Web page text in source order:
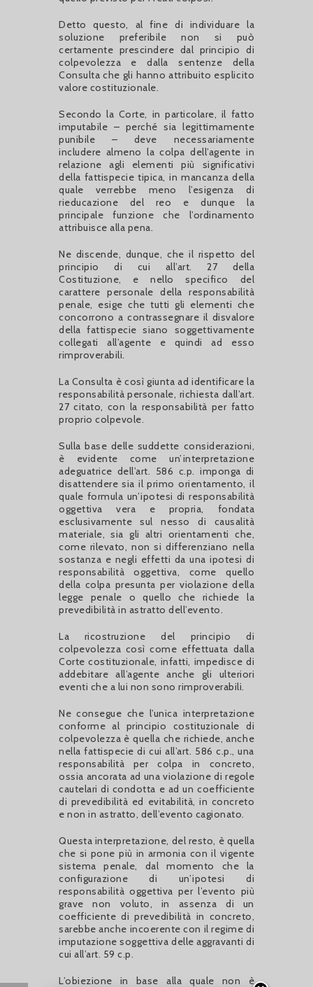
Detto questo, al fine di individuare la
soluzione preferibile non si può
certamente prescindere dal principio di
colpevolezza e dalla sentenze della
Consulta che gli hanno attribuito esplicito
valore costituzionale.
Secondo la Corte, in particolare, il fatto
imputabile – perché sia legittimamente
punibile – deve necessariamente
includere almeno la colpa dell’agente in
relazione agli elementi più significativi
della fattispecie tipica, in mancanza della
quale verrebbe meno l’esigenza di
rieducazione del reo e dunque la
principale funzione che l’ordinamento
attribuisce alla pena.
Ne discende, dunque, che il rispetto del
principio di cui all’art. 27 della
Costituzione, e nello specifico del
carattere personale della responsabilità
penale, esige che tutti gli elementi che
concorrono a contrassegnare il disvalore
della fattispecie siano soggettivamente
collegati all’agente e quindi ad esso
rimproverabili.
La Consulta è così giunta ad identificare la
responsabilità personale, richiesta dall’art.
27 citato, con la responsabilità per fatto
proprio colpevole.
Sulla base delle suddette considerazioni,
è evidente come un’interpretazione
adeguatrice dell’art. 586 c.p. imponga di
disattendere sia il primo orientamento, il
quale formula un’ipotesi di responsabilità
oggettiva vera e propria, fondata
esclusivamente sul nesso di causalità
materiale, sia gli altri orientamenti che,
come rilevato, non si differenziano nella
sostanza e negli effetti da una ipotesi di
responsabilità oggettiva, come quello
della colpa presunta per violazione della
legge penale o quello che richiede la
prevedibilità in astratto dell’evento.
La ricostruzione del principio di
colpevolezza così come effettuata dalla
Corte costituzionale, infatti, impedisce di
addebitare all’agente anche gli ulteriori
eventi che a lui non sono rimproverabili.
Ne consegue che l’unica interpretazione
conforme al principio costituzionale di
colpevolezza è quella che richiede, anche
nella fattispecie di cui all’art. 586 c.p., una
responsabilità per colpa in concreto,
ossia ancorata ad una violazione di regole
cautelari di condotta e ad un coefficiente
di prevedibilità ed evitabilità, in concreto
e non in astratto, dell’evento cagionato.
Questa interpretazione, del resto, è quella
che si pone più in armonia con il vigente
sistema penale, dal momento che la
configurazione di un’ipotesi di
responsabilità oggettiva per l’evento più
grave non voluto, in assenza di un
coefficiente di prevedibilità in concreto,
sarebbe anche incoerente con il regime di
imputazione soggettiva delle aggravanti di
cui all’art. 59 c.p.
L’obiezione in base alla quale non è